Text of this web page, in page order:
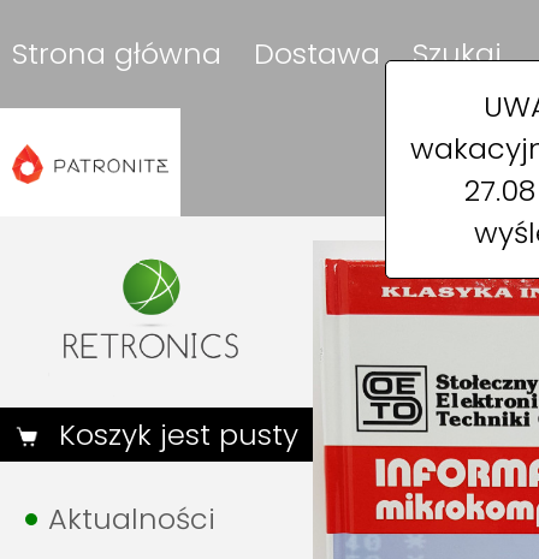
Strona główna Dostawa Szukaj
Koszyk jest pusty
Aktualności